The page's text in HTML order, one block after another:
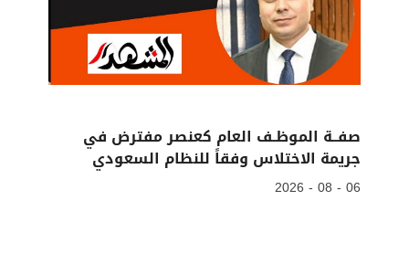
صفــة الموظـف العام كعنصر مفترض في
جريمة الاختلاس وفقاً للنظام السعودي
06 - 08 - 2026